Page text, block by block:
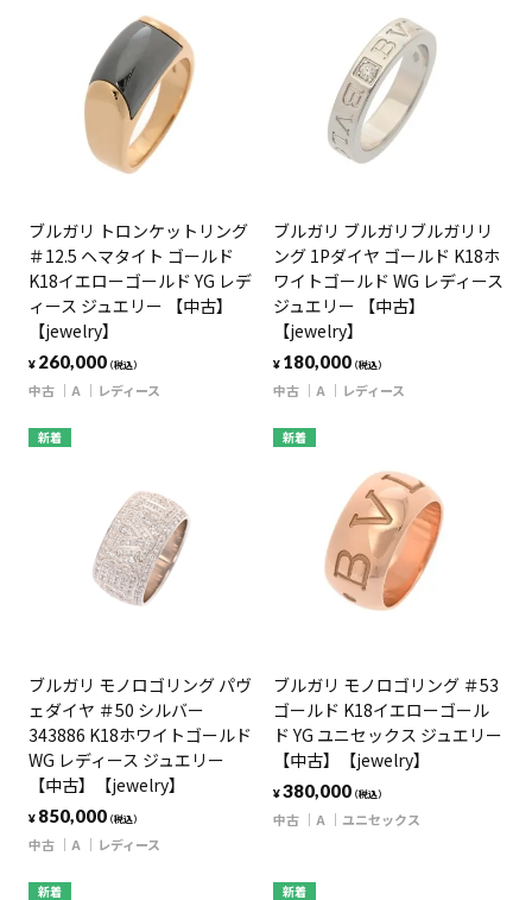
ブルガリ トロンケットリング
＃12.5 ヘマタイト ゴールド
K18イエローゴールド YG レデ
ィース ジュエリー 【中古】
【jewelry】
¥ 260,000（税込）
中古 A レディース
ブルガリ ブルガリブルガリリ
ング 1Pダイヤ ゴールド K18ホ
ワイトゴールド WG レディース
ジュエリー 【中古】
【jewelry】
¥ 180,000（税込）
中古 A レディース
新着
ブルガリ モノロゴリング パヴ
ェダイヤ ＃50 シルバー
343886 K18ホワイトゴールド
WG レディース ジュエリー
【中古】【jewelry】
¥ 850,000（税込）
中古 A レディース
新着
ブルガリ モノロゴリング ＃53
ゴールド K18イエローゴール
ド YG ユニセックス ジュエリー
【中古】【jewelry】
¥380,000（税込）
中古 A ユニセックス
新着 新着